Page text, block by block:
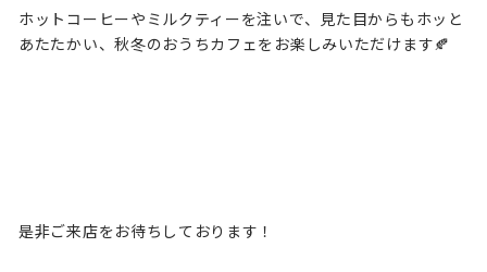
ホットコーヒーやミルクティーを注いで、見た目からもホッと
あたたかい、秋冬のおうちカフェをお楽しみいただけます🍂
是非ご来店をお待ちしております！